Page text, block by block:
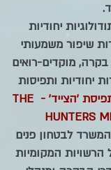
יחודיות
שיפור משמעותי
מוקדים-רואים
יחודיות ותפיסות
תפיסת 'הצייד' - THE
HUNTERS
לבטחון פנים
הרשויות המקומיות